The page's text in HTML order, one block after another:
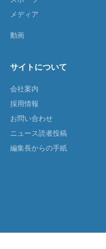
メディア
動画
サイトについて
会社案内
採用情報
お問い合わせ
ニュース読者投稿
編集長からの手紙